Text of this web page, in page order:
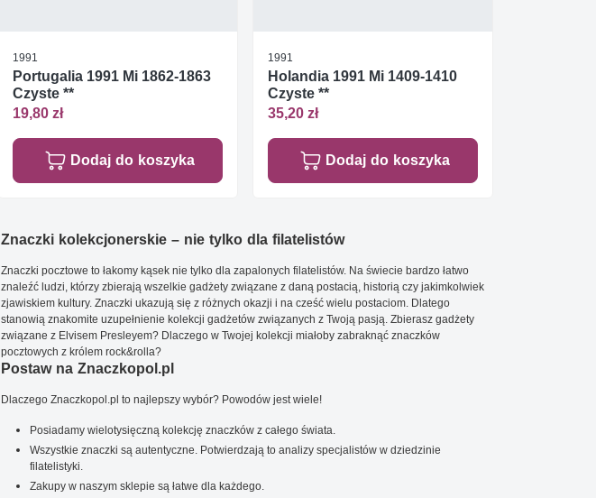
1991
Portugalia 1991 Mi 1862-1863
Czyste **
19,80 zł
Dodaj do koszyka
1991
Holandia 1991 Mi 1409-1410
Czyste **
35,20 zł
Dodaj do koszyka
Znaczki kolekcjonerskie – nie tylko dla filatelistów
Znaczki pocztowe to łakomy kąsek nie tylko dla zapalonych filatelistów. Na świecie bardzo łatwo
znaleźć ludzi, którzy zbierają wszelkie gadżety związane z daną postacią, historią czy jakimkolwiek
zjawiskiem kultury. Znaczki ukazują się z różnych okazji i na cześć wielu postaciom. Dlatego
stanowią znakomite uzupełnienie kolekcji gadżetów związanych z Twoją pasją. Zbierasz gadżety
związane z Elvisem Presleyem? Dlaczego w Twojej kolekcji miałoby zabraknąć znaczków
pocztowych z królem rock&rolla?
Postaw na Znaczkopol.pl
Dlaczego Znaczkopol.pl to najlepszy wybór? Powodów jest wiele!
Posiadamy wielotysięczną kolekcję znaczków z całego świata.
Wszystkie znaczki są autentyczne. Potwierdzają to analizy specjalistów w dziedzinie
filatelistyki.
Zakupy w naszym sklepie są łatwe dla każdego.